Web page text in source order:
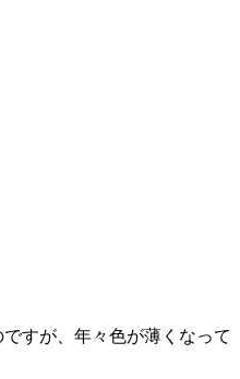
すが、年々色が薄くなって